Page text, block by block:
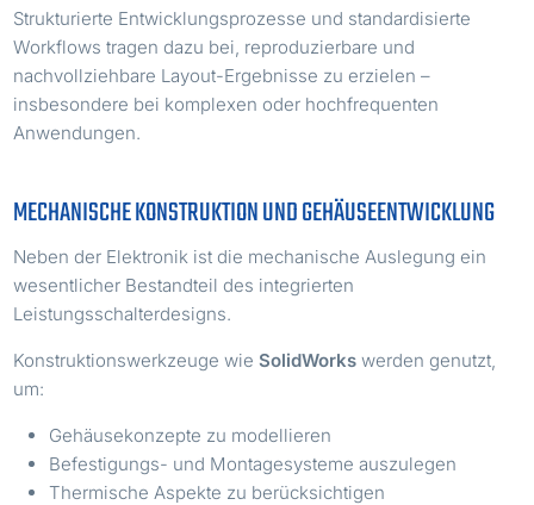
Strukturierte Entwicklungsprozesse und standardisierte
Workflows tragen dazu bei, reproduzierbare und
nachvollziehbare Layout-Ergebnisse zu erzielen –
insbesondere bei komplexen oder hochfrequenten
Anwendungen.
MECHANISCHE KONSTRUKTION UND GEHÄUSEENTWICKLUNG
Neben der Elektronik ist die mechanische Auslegung ein
wesentlicher Bestandteil des integrierten
Leistungsschalterdesigns.
Konstruktionswerkzeuge wieSolidWorks werden genutzt,
um:
Gehäusekonzepte zu modellieren
Befestigungs- und Montagesysteme auszulegen
Thermische Aspekte zu berücksichtigen